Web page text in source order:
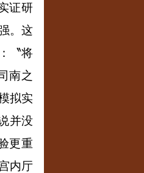
证研
。这
〝将
南之
拟实
并没
更重
内厅